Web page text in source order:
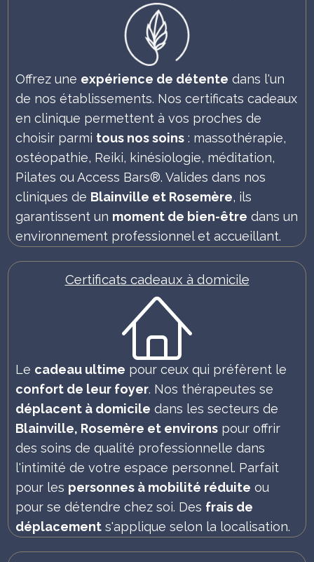
Offrez une expérience de détente dans l'un
de nos établissements. Nos certificats cadeaux
en clinique permettent à vos proches de
choisir parmi tous nos soins : massothérapie,
ostéopathie, Reiki, kinésiologie, méditation,
Pilates ou Access Bars®. Valides dans nos
cliniques de Blainville et Rosemère, ils
garantissent un moment de bien-être dans un
environnement professionnel et accueillant.
Certificats cadeaux à domicile
Le cadeau ultime pour ceux qui préfèrent le
confort de leur foyer. Nos thérapeutes se
déplacent à domicile dans les secteurs de
Blainville, Rosemère et environs pour offrir
des soins de qualité professionnelle dans
l'intimité de votre espace personnel. Parfait
pour les personnes à mobilité réduite ou
pour se détendre chez soi. Des frais de
déplacement s'applique selon la localisation.